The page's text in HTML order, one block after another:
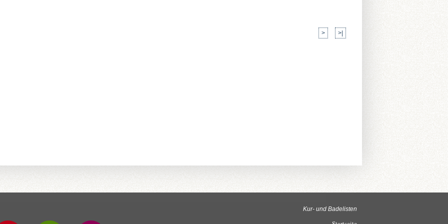
> >|
Kur- und Badelisten